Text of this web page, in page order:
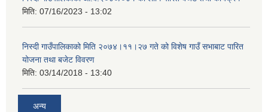
मिति: 07/16/2023 - 13:02
निस्दी गाउँपालिकाको मिति २०७४।११।२७ गते को विशेष गाउँ सभाबाट पारित
योजना तथा बजेट विवरण
मिति: 03/14/2018 - 13:40
अन्य